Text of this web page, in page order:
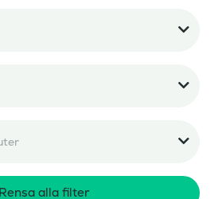
Rensa alla filter